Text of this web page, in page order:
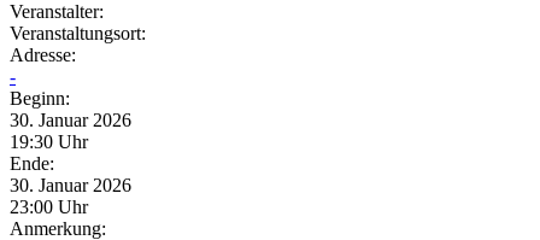
Veranstalter:
Veranstaltungsort:
Adresse:
-
Beginn:
30. Januar 2026
19:30 Uhr
Ende:
30. Januar 2026
23:00 Uhr
Anmerkung: